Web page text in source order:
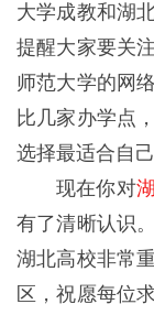
大学成教和湖
提醒大家要关
师范大学的网
比几家办学点
选择最适合自
现在你对
有了清晰认识
湖北高校非常
区，祝愿每位